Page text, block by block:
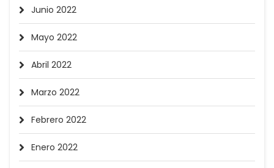
Junio 2022
Mayo 2022
Abril 2022
Marzo 2022
Febrero 2022
Enero 2022